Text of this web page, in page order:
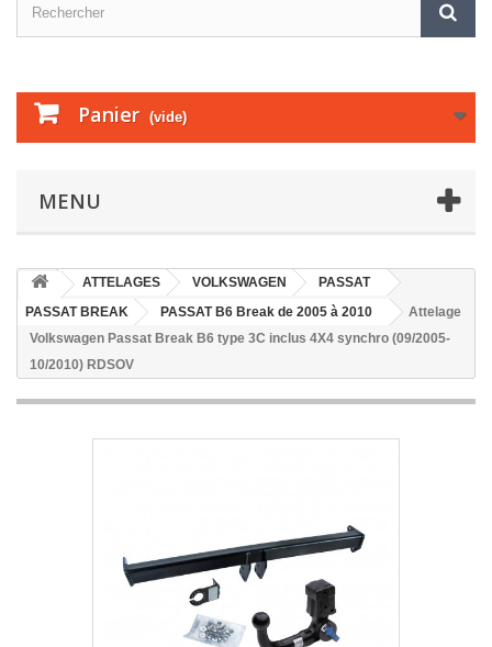
Panier (vide)
MENU
ATTELAGES VOLKSWAGEN
PASSAT
PASSAT BREAK
PASSAT B6 Break de 2005 à 2010
Attelage
Volkswagen Passat Break B6 type 3C inclus 4X4 synchro (09/2005-
10/2010) RDSOV